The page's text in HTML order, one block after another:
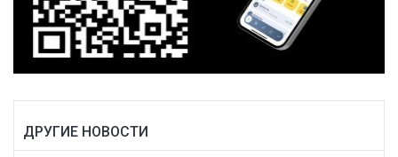
ДРУГИЕ НОВОСТИ